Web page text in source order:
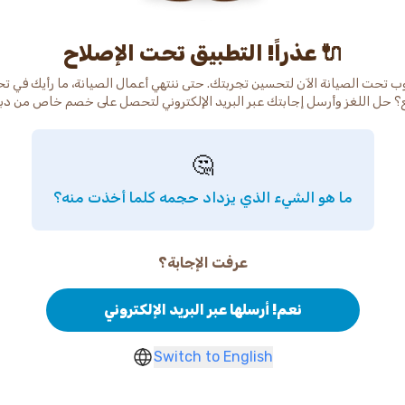
عذراً! التطبيق تحت الإصلاح 🔌
تحت الصيانة الآن لتحسين تجربتك. حتى ننتهي أعمال الصيانة، ما رأيك في
🤔
ما هو الشيء الذي يزداد حجمه كلما أخذت منه؟
عرفت الإجابة؟
نعم! أرسلها عبر البريد الإلكتروني
Switch to English